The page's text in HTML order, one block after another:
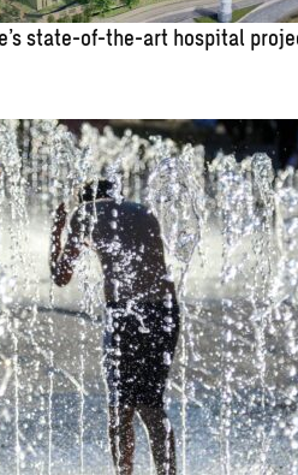
state-of-the-art hos­pi­tal